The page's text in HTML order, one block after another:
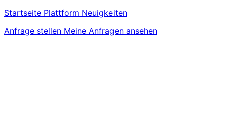
Startseite Plattform Neuigkeiten
Anfrage stellen Meine Anfragen ansehen